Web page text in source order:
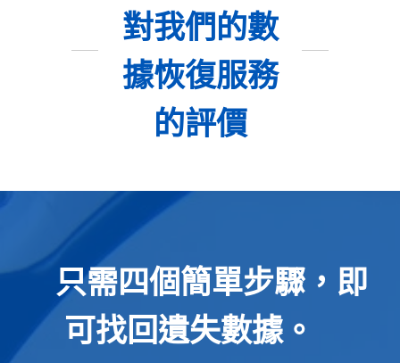
對我們的數
據恢復服務
的評價
只需四個簡單步驟，即
可找回遺失數據。